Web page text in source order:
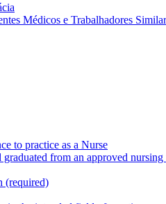
Médicos e Trabalhadores
to practice as a Nurse
from an approved nursing
(required)